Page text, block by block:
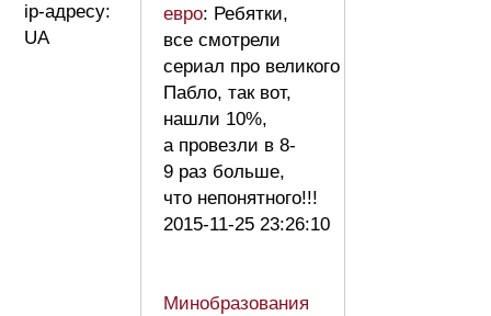
ip-адресу:
UA
евро: Ребятки,
все смотрели
сериал про великого
Пабло, так вот,
нашли 10%,
а провезли в 8-
9 раз больше,
что непонятного!!!
2015-11-25 23:26:10
Минобразования